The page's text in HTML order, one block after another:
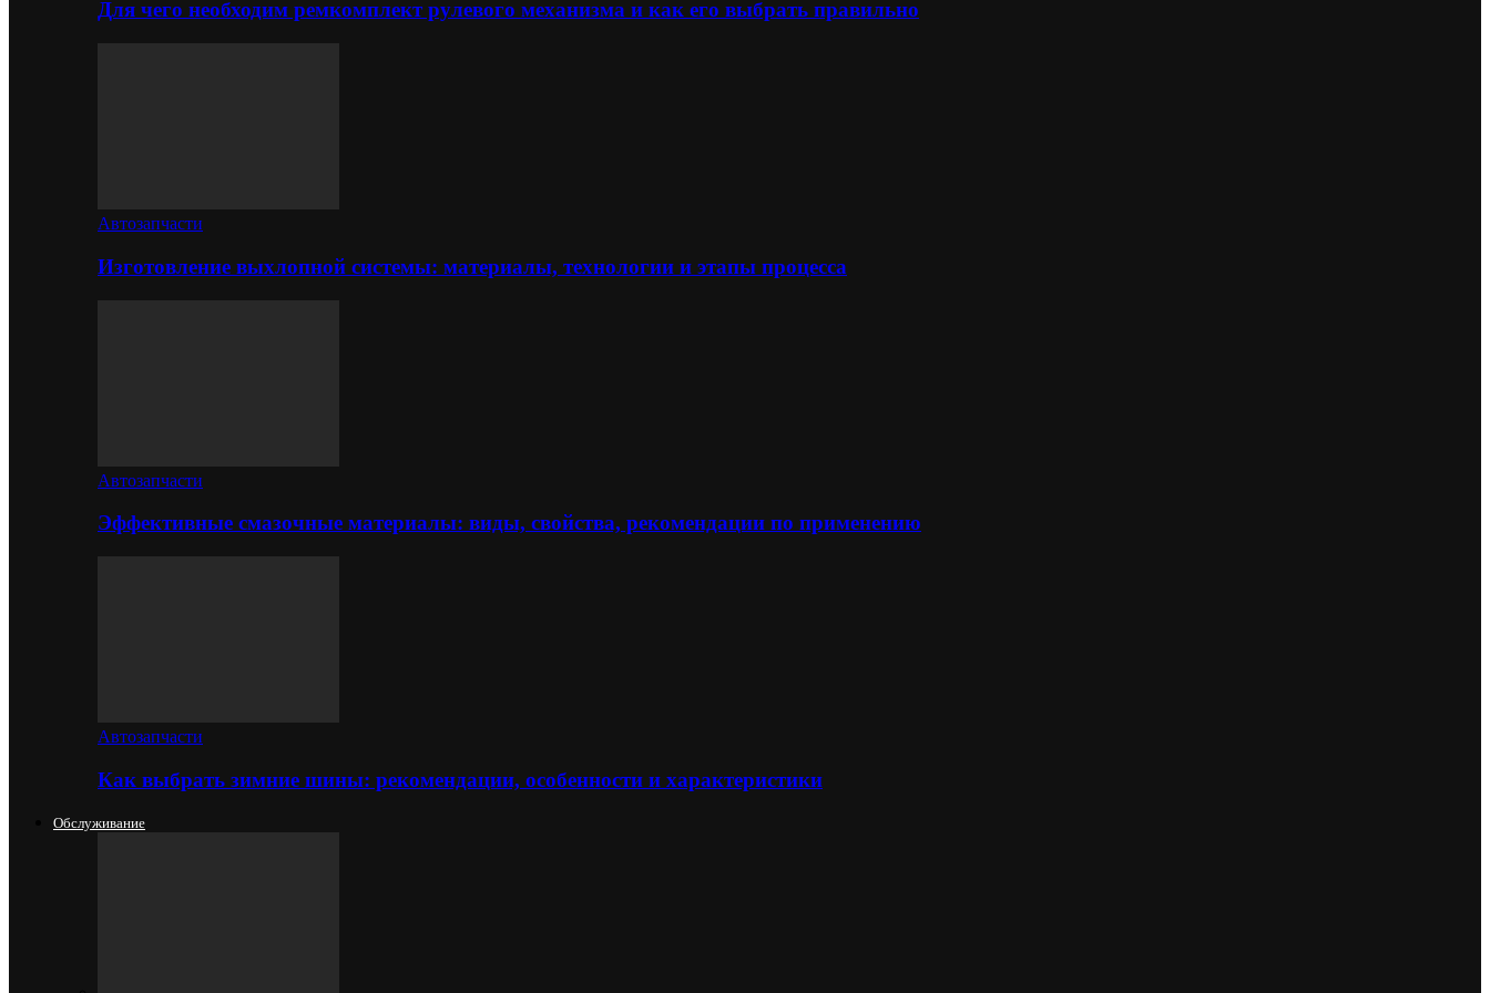
Для чего необходим ремкомплект рулевого механизма и как его выбрать правильно
Автозапчасти
Изготовление выхлопной системы: материалы, технологии и этапы процесса
Автозапчасти
Эффективные смазочные материалы: виды, свойства, рекомендации по применению
Автозапчасти
Как выбрать зимние шины: рекомендации, особенности и характеристики
Обслуживание